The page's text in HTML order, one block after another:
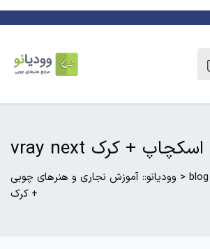
vray next اسکچاپ + کرک
وودیانو:: آموزش نجاری و هنرهای چوبی > blog
+ کرک